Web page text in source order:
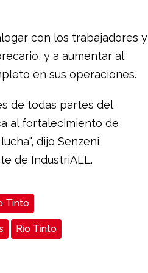
con los trabajadores y
y a aumentar al
en sus operaciones.
de todas partes del
al fortalecimiento de
dijo Senzeni
de IndustriALL.
Tinto
Rio Tinto